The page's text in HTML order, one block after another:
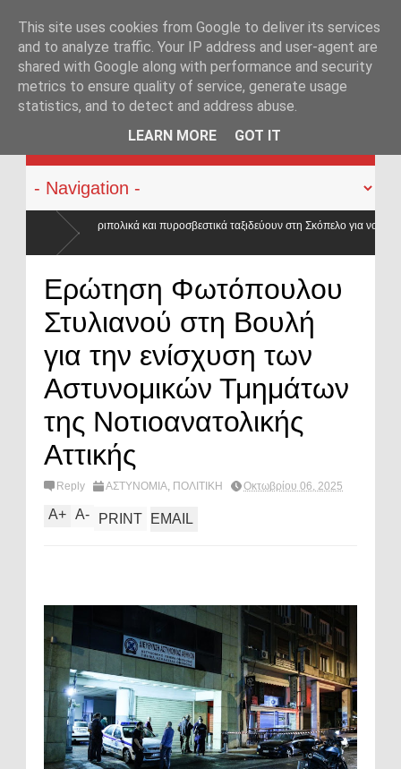
KATEHACKER
ταξιδεύουν στη Σκόπελο για να βάλουν
Ερώτηση Φωτόπουλου
Στυλιανού στη Βουλή
για την ενίσχυση των
Αστυνομικών Τμημάτων
της Νοτιοανατολικής
Αττικής
Reply ΑΣΤΥΝΟΜΙΑ, ΠΟΛΙΤΙΚΗ Οκτωβρίου 06, 2025
A+ A- PRINT EMAIL
This site uses cookies from Google to deliver its services
and to analyze traffic. Your IP address and user-agent are
shared with Google along with performance and security
metrics to ensure quality of service, generate usage
statistics, and to detect and address abuse.
LEARN MORE
GOT IT